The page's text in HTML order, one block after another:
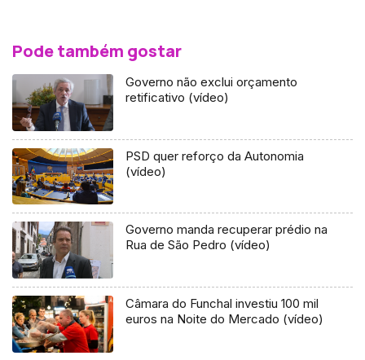
Pode também gostar
Governo não exclui orçamento
retificativo (vídeo)
PSD quer reforço da Autonomia
(vídeo)
Governo manda recuperar prédio na
Rua de São Pedro (vídeo)
Câmara do Funchal investiu 100 mil
euros na Noite do Mercado (vídeo)